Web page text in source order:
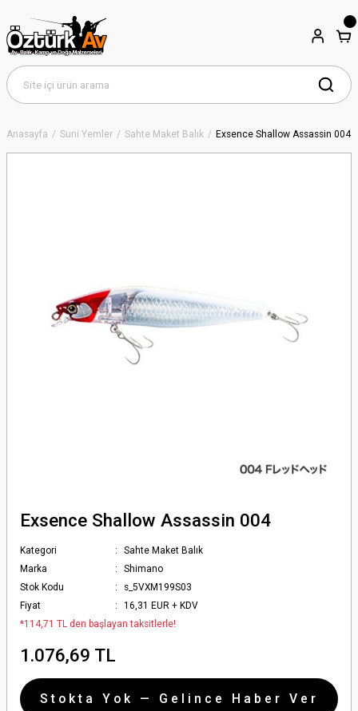
Anasayfa Suni Yemler Sahte Maket Balık Exsence Shallow Assassin 004
Exsence Shallow Assassin 004
Kategori
Sahte Maket Balık
Marka
Shimano
Stok Kodu
s_5VXM199S03
Fiyat
16,31 EUR + KDV
*114,71 TL den başlayan taksitlerle!
1.076,69 TL
Stokta Yok — Gelince Haber Ver